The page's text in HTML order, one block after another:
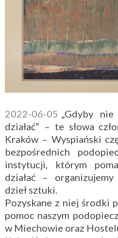
2022-06-05 „Gdyby
działać” – te słowa
Kraków – Wyspiański
bezpośrednich
instytucji, którym
działać –
dzieł sztuki.
Pozyskane z niej środki
pomoc naszym
w Miechowie oraz